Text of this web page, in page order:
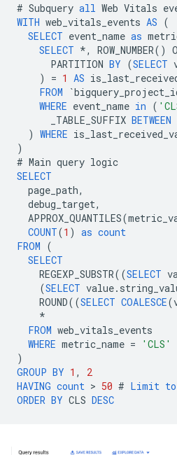
# Subquery all Web Vitals
WITH web_vitals_events AS (
SELECT event_name as
SELECT *, ROW_NUMBER()
PARTITION BY (SELECT
)
= 1 AS
FROM
`
WHERE event_name in (
_TABLE_SUFFIX BETWEEN
) WHERE
)
# Main query logic
SELECT
page_path,
debug_target,
APPROX_QUANTILES(
COUNT(1 ) as count
FROM (
SELECT
REGEXP_SUBSTR((SELECT
(SELECT value.
ROUND((SELECT COALESCE(
*
FROM web_vitals_events
WHERE metric_name =
'CLS'
)
GROUP BY 1 ,
2
HAVING count > 50 # Limit to
ORDER BY CLS DESC